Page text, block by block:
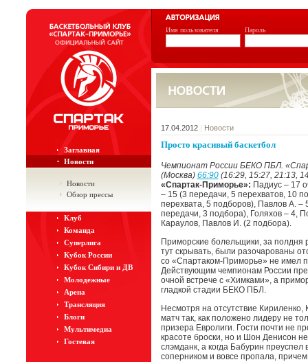
Имя пользователя Пароль
Заглавная
Новости
Новости
Обзор прессы
Клуб
Команда
Суперлига
Кубок России
Кубок Сибири и ДВ
Молодежные
Арена
Трансляция
Блоги
Мультимедиа
Гостевая
17.04.2012 | Новости
Просто красивый баскетбол
Чемпионат России БЕКО ПБЛ.
(Москва) 66:90(16:29, 15:27, 21:13,
«Спартак-Приморье»: Падиус – 17
– 15 (3 передачи, 5 перехватов, 10
перехвата, 5 подборов), Павлов А. –
передачи, 3 подбора), Голяхов – 4,
Караулов, Павлов И. (2 подбора).
Приморские болельщики, за
тут скрывать, были разочарованы
со «Спартаком-Приморье» не имел
Действующим чемпионам России
очной встрече с «Химками», а
гладкой стадии БЕКО ПБЛ.
Несмотря на отсутствие
матч так, как положено лидеру не
призера Евролиги. Гости почти не
красоте броски, но и Шон Денисон
слэмданк, а когда Бабурин
соперником и вовсе пропала,